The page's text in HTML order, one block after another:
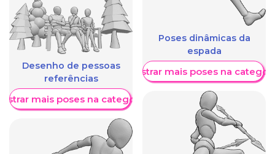
Desenho de pessoas
referências
mais poses na categoria
Poses dinâmicas da
espada
Mostrar mais poses na